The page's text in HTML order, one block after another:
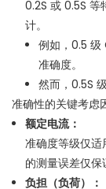
0.2S 或 0.5S 等
计。
例如，0.5 级
准确度。
然而，0.5S
准确性的关键考虑
额定电流：
准确度等级仅适
的测量误差仅保
负担（负荷）：